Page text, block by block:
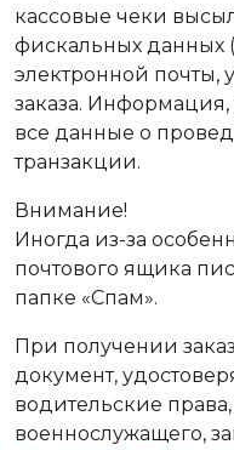
кассовые чеки
фискальных данных
электронной почты,
заказа. Информация,
все данные о
транзакции.
Внимание!
Иногда из-за
почтового ящика
папке «Спам».
При получении
документ,
водительские
военнослужащего,